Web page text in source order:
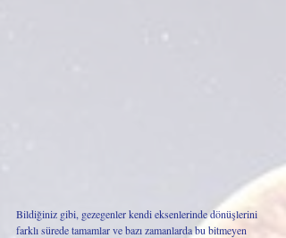
Bildiğiniz gibi, gezegenler kendi eksenlerinde dönüşlerini
farklı sürede tamamlar ve bazı zamanlarda bu bitmeyen